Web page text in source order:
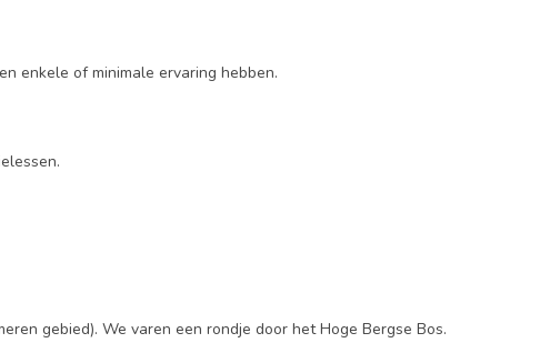
enkele of minimale ervaring hebben.
gebied). We varen een rondje door het Hoge Bergse Bos.